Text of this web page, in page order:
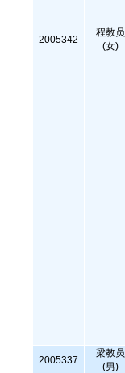
2005342
程教员
(女)
2005337
梁教员
(男)